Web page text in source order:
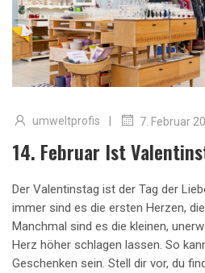
umweltprofis | 7. Februar
14. Februar Ist
Der Valentinstag ist der Tag der
immer sind es die ersten Herzen,
Manchmal sind es die kleinen,
Herz höher schlagen lassen. So
Geschenken sein. Stell dir vor, du